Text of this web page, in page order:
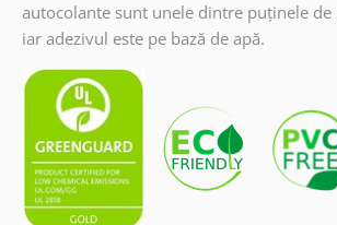
autocolante sunt unele dintre puținele de
iar adezivul este pe bază de apă.